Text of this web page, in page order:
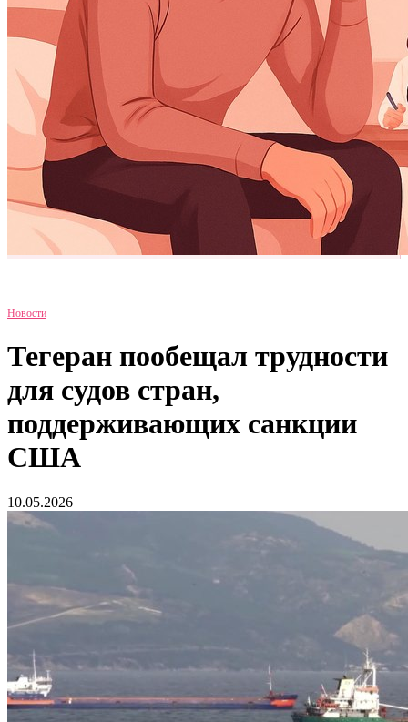
Новости
Тегеран пообещал трудности
для судов стран,
поддерживающих санкции
США
10.05.2026